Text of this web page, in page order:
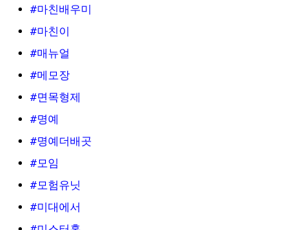
#마친배우미
#마친이
#매뉴얼
#메모장
#면목형제
#명예
#명예더배곳
#모임
#모험유닛
#미대에서